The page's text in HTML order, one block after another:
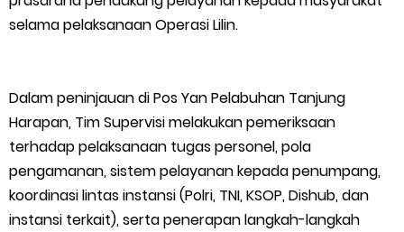
Empat ( 4 ) Orang Putra Terbaik Maju Bacalon Kades Baran
Saturday, 8 August
selama pelaksanaan Operasi Lilin.
Dalam peninjauan di Pos Yan Pelabuhan Tanjung
Harapan, Tim Supervisi melakukan pemeriksaan
terhadap pelaksanaan tugas personel, pola
pengamanan, sistem pelayanan kepada penumpang,
koordinasi lintas instansi (Polri, TNI, KSOP, Dishub, dan
instansi terkait), serta penerapan langkah-langkah